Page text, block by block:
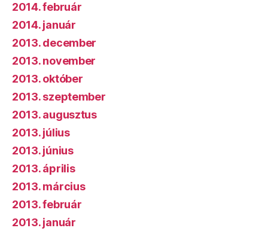
2014. február
2014. január
2013. december
2013. november
2013. október
2013. szeptember
2013. augusztus
2013. július
2013. június
2013. április
2013. március
2013. február
2013. január